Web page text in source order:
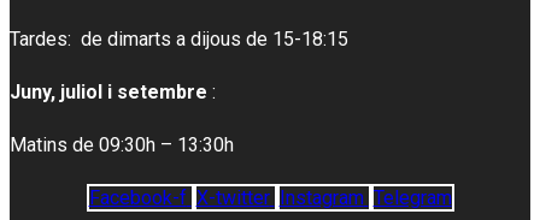
Tardes: de dimarts a dijous de 15-18:15
Juny, juliol i setembre :
Matins de 09:30h – 13:30h
Facebook-f X-twitter Instagram Telegram